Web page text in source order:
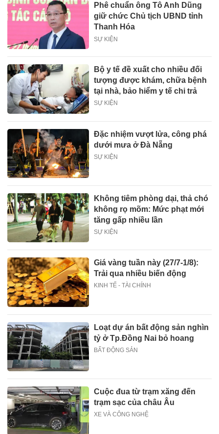
Phê chuẩn ông Tô Anh Dũng
giữ chức Chủ tịch UBND tỉnh
Thanh Hóa
SỰ KIỆN
Bộ y tế đề xuất cho nhiều đối
tượng được khám, chữa bệnh
tại nhà, bảo hiểm y tế chi trả
SỰ KIỆN
Đặc nhiệm vượt lửa, công phá
dưới mưa ở Đà Nẵng
SỰ KIỆN
Không tiêm phòng dại, thả chó
không rọ mõm: Mức phạt mới
tăng gấp nhiều lần
SỰ KIỆN
Giá vàng tuần này (27/7-1/8):
Trải qua nhiều biến động
KINH TẾ - TÀI CHÍNH
Loạt dự án bất động sản nghìn
tỷ ở Tp.Đồng Nai bỏ hoang
BẤT ĐỘNG SẢN
Cuộc đua từ trạm xăng đến
trạm sạc của châu Âu
XE VÀ CÔNG NGHỆ